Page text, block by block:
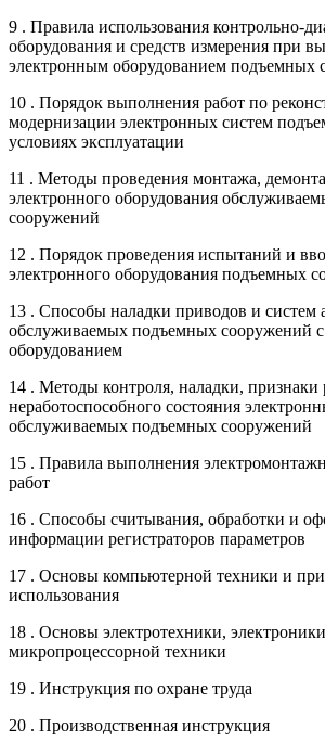
9 . Правила использования контрольно-
оборудования и средств измерения при
электронным оборудованием подъемных
10 . Порядок выполнения работ по
модернизации электронных систем
условиях эксплуатации
11 . Методы проведения монтажа,
электронного оборудования
сооружений
12 . Порядок проведения испытаний и
электронного оборудования подъемных
13 . Способы наладки приводов и систем
обслуживаемых подъемных сооружений
оборудованием
14 . Методы контроля, наладки, признаки
неработоспособного состояния
обслуживаемых подъемных сооружений
15 . Правила выполнения
работ
16 . Способы считывания, обработки и
информации регистраторов параметров
17 . Основы компьютерной техники и
использования
18 . Основы электротехники,
микропроцессорной техники
19 . Инструкция по охране труда
20 . Производственная инструкция